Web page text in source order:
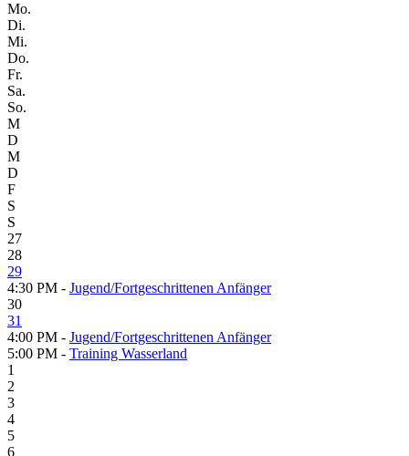
Mo.
Di.
Mi.
Do.
Fr.
Sa.
So.
M
D
M
D
F
S
S
27
28
29
4:30 PM - Jugend/Fortgeschrittenen Anfänger
30
31
4:00 PM - Jugend/Fortgeschrittenen Anfänger
5:00 PM - Training Wasserland
1
2
3
4
5
6